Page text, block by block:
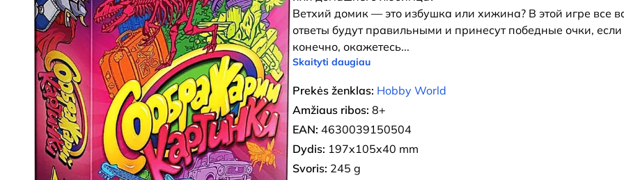
Ветхий домик — это избушка или хижина? В этой игре все
ответы будут правильными и принесут победные очки,
конечно, окажетесь...
Skaityti daugiau
Prekės ženklas: Hobby World
Amžiaus ribos: 8+
EAN: 4630039150504
Dydis: 197x105x40 mm
Svoris: 245 g